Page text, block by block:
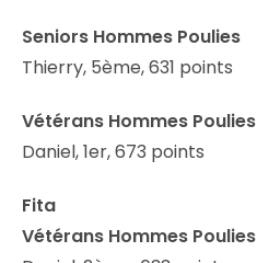
Seniors Hommes Poulies
Thierry, 5ème, 631 points
Vétérans Hommes Poulies
Daniel, 1er, 673 points
Fita
Vétérans Hommes Poulies